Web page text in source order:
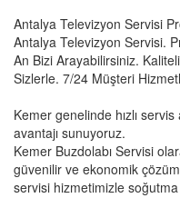
Antalya Televizyon Servisi
Antalya Televizyon Servisi.
An Bizi Arayabilirsiniz.
Sizlerle. 7/24 Müşteri
Kemer genelinde hızlı
avantajı sunuyoruz.
Kemer Buzdolabı Servisi
güvenilir ve ekonomik
servisi hizmetimizle